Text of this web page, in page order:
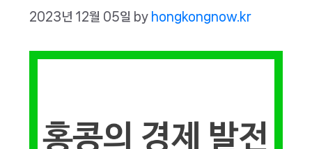
2023년 12월 05일 by hongkongnow.kr